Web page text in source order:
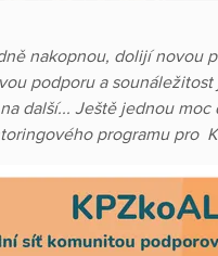
nakopnou, dolijí
podporu a
další... Ještě jednou
programu pro